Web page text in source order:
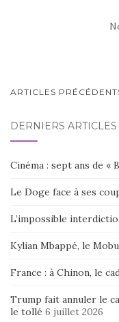
SEIN
DES
ARTICLES
ARTICLES
DERNIERS ARTICLES
Cinéma : sept ans de «
Le Doge face à ses
L’impossible
Kylian Mbappé, le
France : à Chinon, le
Trump fait annuler le
le tollé 6 juillet 2026